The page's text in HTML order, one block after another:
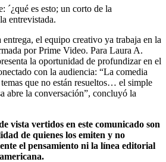
´¿qué es esto; un corto de la
entrevistada.
el equipo creativo ya trabaja en la
por Prime Video. Para Laura A.
la oportunidad de profundizar en el
con la audiencia: “La comedia
que no están resueltos… el simple
abre la conversación”, concluyó la
vista vertidos en este comunicado son
de quienes los emiten y no
el pensamiento ni la línea editorial